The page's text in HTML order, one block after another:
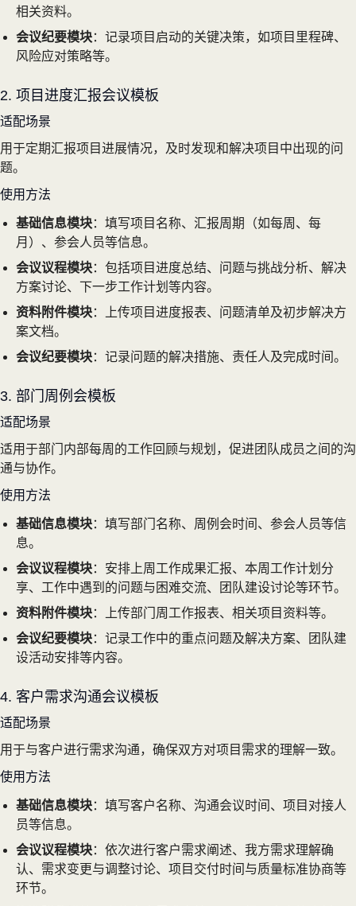
相关资料。
会议纪要模块：记录项目启动的关键决策，如项目里程碑、
风险应对策略等。
2. 项目进度汇报会议模板
适配场景
用于定期汇报项目进展情况，及时发现和解决项目中出现的问
题。
使用方法
基础信息模块：填写项目名称、汇报周期（如每周、每
月）、参会人员等信息。
会议议程模块：包括项目进度总结、问题与挑战分析、解决
方案讨论、下一步工作计划等内容。
资料附件模块：上传项目进度报表、问题清单及初步解决方
案文档。
会议纪要模块：记录问题的解决措施、责任人及完成时间。
3. 部门周例会模板
适配场景
适用于部门内部每周的工作回顾与规划，促进团队成员之间的沟
通与协作。
使用方法
基础信息模块：填写部门名称、周例会时间、参会人员等信
息。
会议议程模块：安排上周工作成果汇报、本周工作计划分
享、工作中遇到的问题与困难交流、团队建设讨论等环节。
资料附件模块：上传部门周工作报表、相关项目资料等。
会议纪要模块：记录工作中的重点问题及解决方案、团队建
设活动安排等内容。
4. 客户需求沟通会议模板
适配场景
用于与客户进行需求沟通，确保双方对项目需求的理解一致。
使用方法
基础信息模块：填写客户名称、沟通会议时间、项目对接人
员等信息。
会议议程模块：依次进行客户需求阐述、我方需求理解确
认、需求变更与调整讨论、项目交付时间与质量标准协商等
环节。